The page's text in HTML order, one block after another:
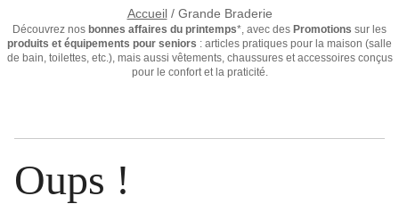
Accueil/ Grande Braderie
Découvrez nos bonnes affaires du printemps*, avec des Promotions sur les
produits et équipements pour seniors : articles pratiques pour la maison (salle
de bain, toilettes, etc.), mais aussi vêtements, chaussures et accessoires conçus
pour le confort et la praticité.
Oups !